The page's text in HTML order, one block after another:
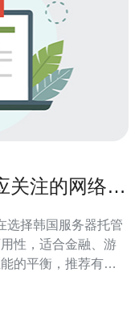
关注的网络互
选择韩国服务器托管
性，适合金融、游
的平衡，推荐有良
延迟与较弱的